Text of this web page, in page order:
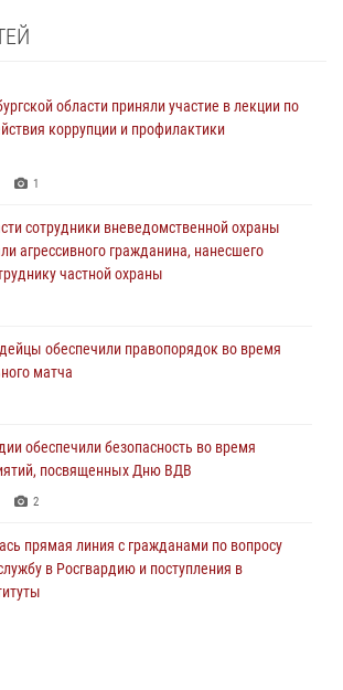
области приняли участие в лекции по
коррупции и профилактики
1
сотрудники вневедомственной охраны
агрессивного гражданина, нанесшего
частной охраны
обеспечили правопорядок во время
матча
обеспечили безопасность во время
посвященных Дню ВДВ
2
прямая линия с гражданами по вопросу
в Росгвардию и поступления в